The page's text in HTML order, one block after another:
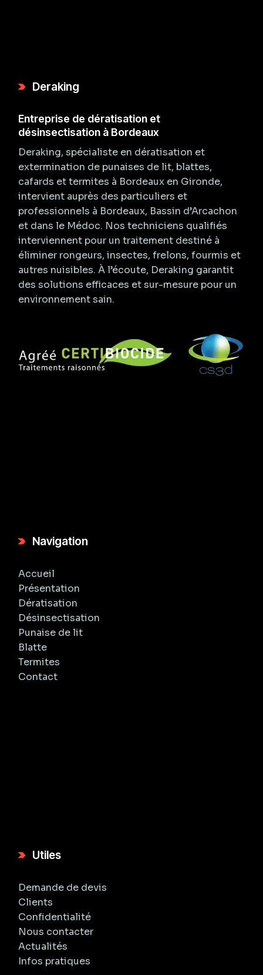
Deraking
Entreprise de dératisation et
désinsectisation à Bordeaux
Deraking, spécialiste en dératisation et
extermination de punaises de lit, blattes,
cafards et termites à Bordeaux en Gironde,
intervient auprès des particuliers et
professionnels à Bordeaux, Bassin d’Arcachon
et dans le Médoc. Nos techniciens qualifiés
interviennent pour un traitement destiné à
éliminer rongeurs, insectes, frelons, fourmis et
autres nuisibles. À l’écoute, Deraking garantit
des solutions efficaces et sur-mesure pour un
environnement sain.
Navigation
Accueil
Présentation
Dératisation
Désinsectisation
Punaise de lit
Blatte
Termites
Contact
Utiles
Demande de devis
Clients
Confidentialité
Nous contacter
Actualités
Infos pratiques